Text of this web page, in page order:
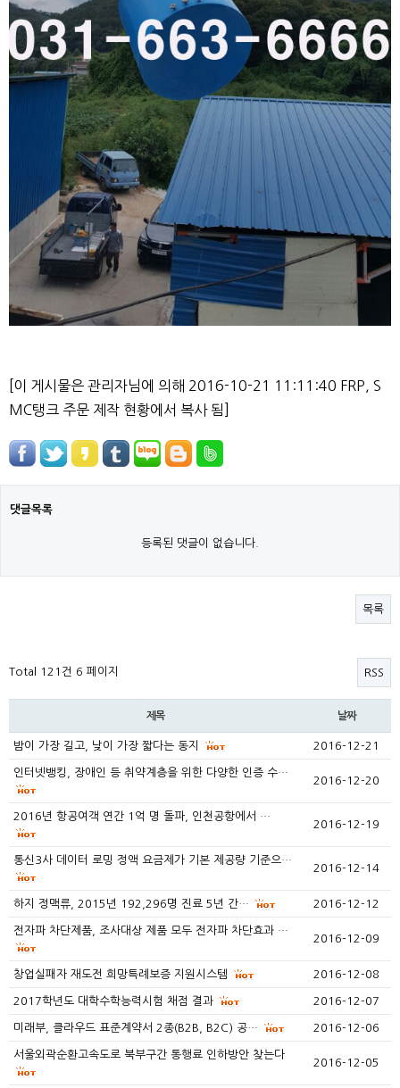
[이 게시물은 관리자님에 의해 2016-10-21 11:11:40 FRP, S
MC탱크 주문 제작 현황에서 복사 됨]
댓글목록
등록된 댓글이 없습니다.
목록
Total 121건 6 페이지 RSS
제목 날짜
밤이 가장 길고, 낮이 가장 짧다는 동지 2016-12-21
인터넷뱅킹, 장애인 등 취약계층을 위한 다양한 인증 수…
2016-12-20
2016년 항공여객 연간 1억 명 돌파, 인천공항에서 …
2016-12-19
통신3사 데이터 로밍 정액 요금제가 기본 제공량 기준으…
2016-12-14
하지 정맥류, 2015년 192,296명 진료 5년 간… 2016-12-12
전자파 차단제품, 조사대상 제품 모두 전자파 차단효과 …
2016-12-09
창업실패자 재도전 희망특례보증 지원시스템 2016-12-08
2017학년도 대학수학능력시험 채점 결과 2016-12-07
미래부, 클라우드 표준계약서 2종(B2B, B2C) 공… 2016-12-06
서울외곽순환고속도로 북부구간 통행료 인하방안 찾는다
2016-12-05